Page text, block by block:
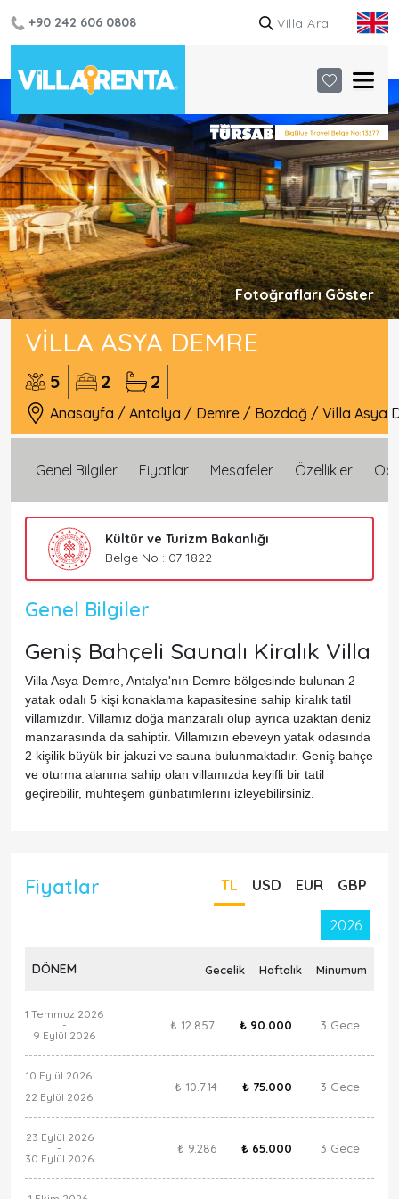
+90 242 606 0808
Fotoğrafları Göster
VILLA ASYA DEMRE
5 2 2
Anasayfa / Antalya / Demre / Bozdağ / Villa Asya
Genel Bilgiler Fiyatlar Mesafeler Özellikler
Kültür ve Turizm Bakanlığı
Belge No : 07-1822
Genel Bilgiler
Geniş Bahçeli Saunalı Kiralık Villa
Villa Asya Demre, Antalya'nın Demre bölgesinde bulunan 2
yatak odalı 5 kişi konaklama kapasitesine sahip kiralık tatil
villamızdır. Villamız doğa manzaralı olup ayrıca uzaktan deniz
manzarasında da sahiptir. Villamızın ebeveyn yatak odasında
2 kişilik büyük bir jakuzi ve sauna bulunmaktadır. Geniş bahçe
ve oturma alanına sahip olan villamızda keyifli bir tatil
geçirebilir, muhteşem günbatımlerını izleyebilirsiniz.
Fiyatlar TL USD EUR GBP
2026
DÖNEM Gecelik Haftalık Minumum
1 Temmuz 2026
-
9 Eylül 2026
₺ 12.857 ₺ 90.000 3 Gece
10 Eylül 2026
-
22 Eylül 2026
₺ 10.714 ₺ 75.000 3 Gece
23 Eylül 2026
-
30 Eylül 2026
₺ 9.286 ₺ 65.000 3 Gece